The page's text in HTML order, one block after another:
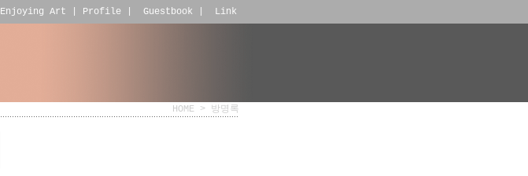
Enjoying Art Profile Guestbook Link
HOME > 방명록